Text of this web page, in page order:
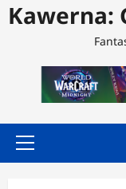
Kawerna:
Menu